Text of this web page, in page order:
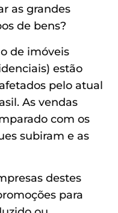
as grandes
de bens?
de imóveis
estão
pelo atual
As vendas
com os
subiram e as
destes
para